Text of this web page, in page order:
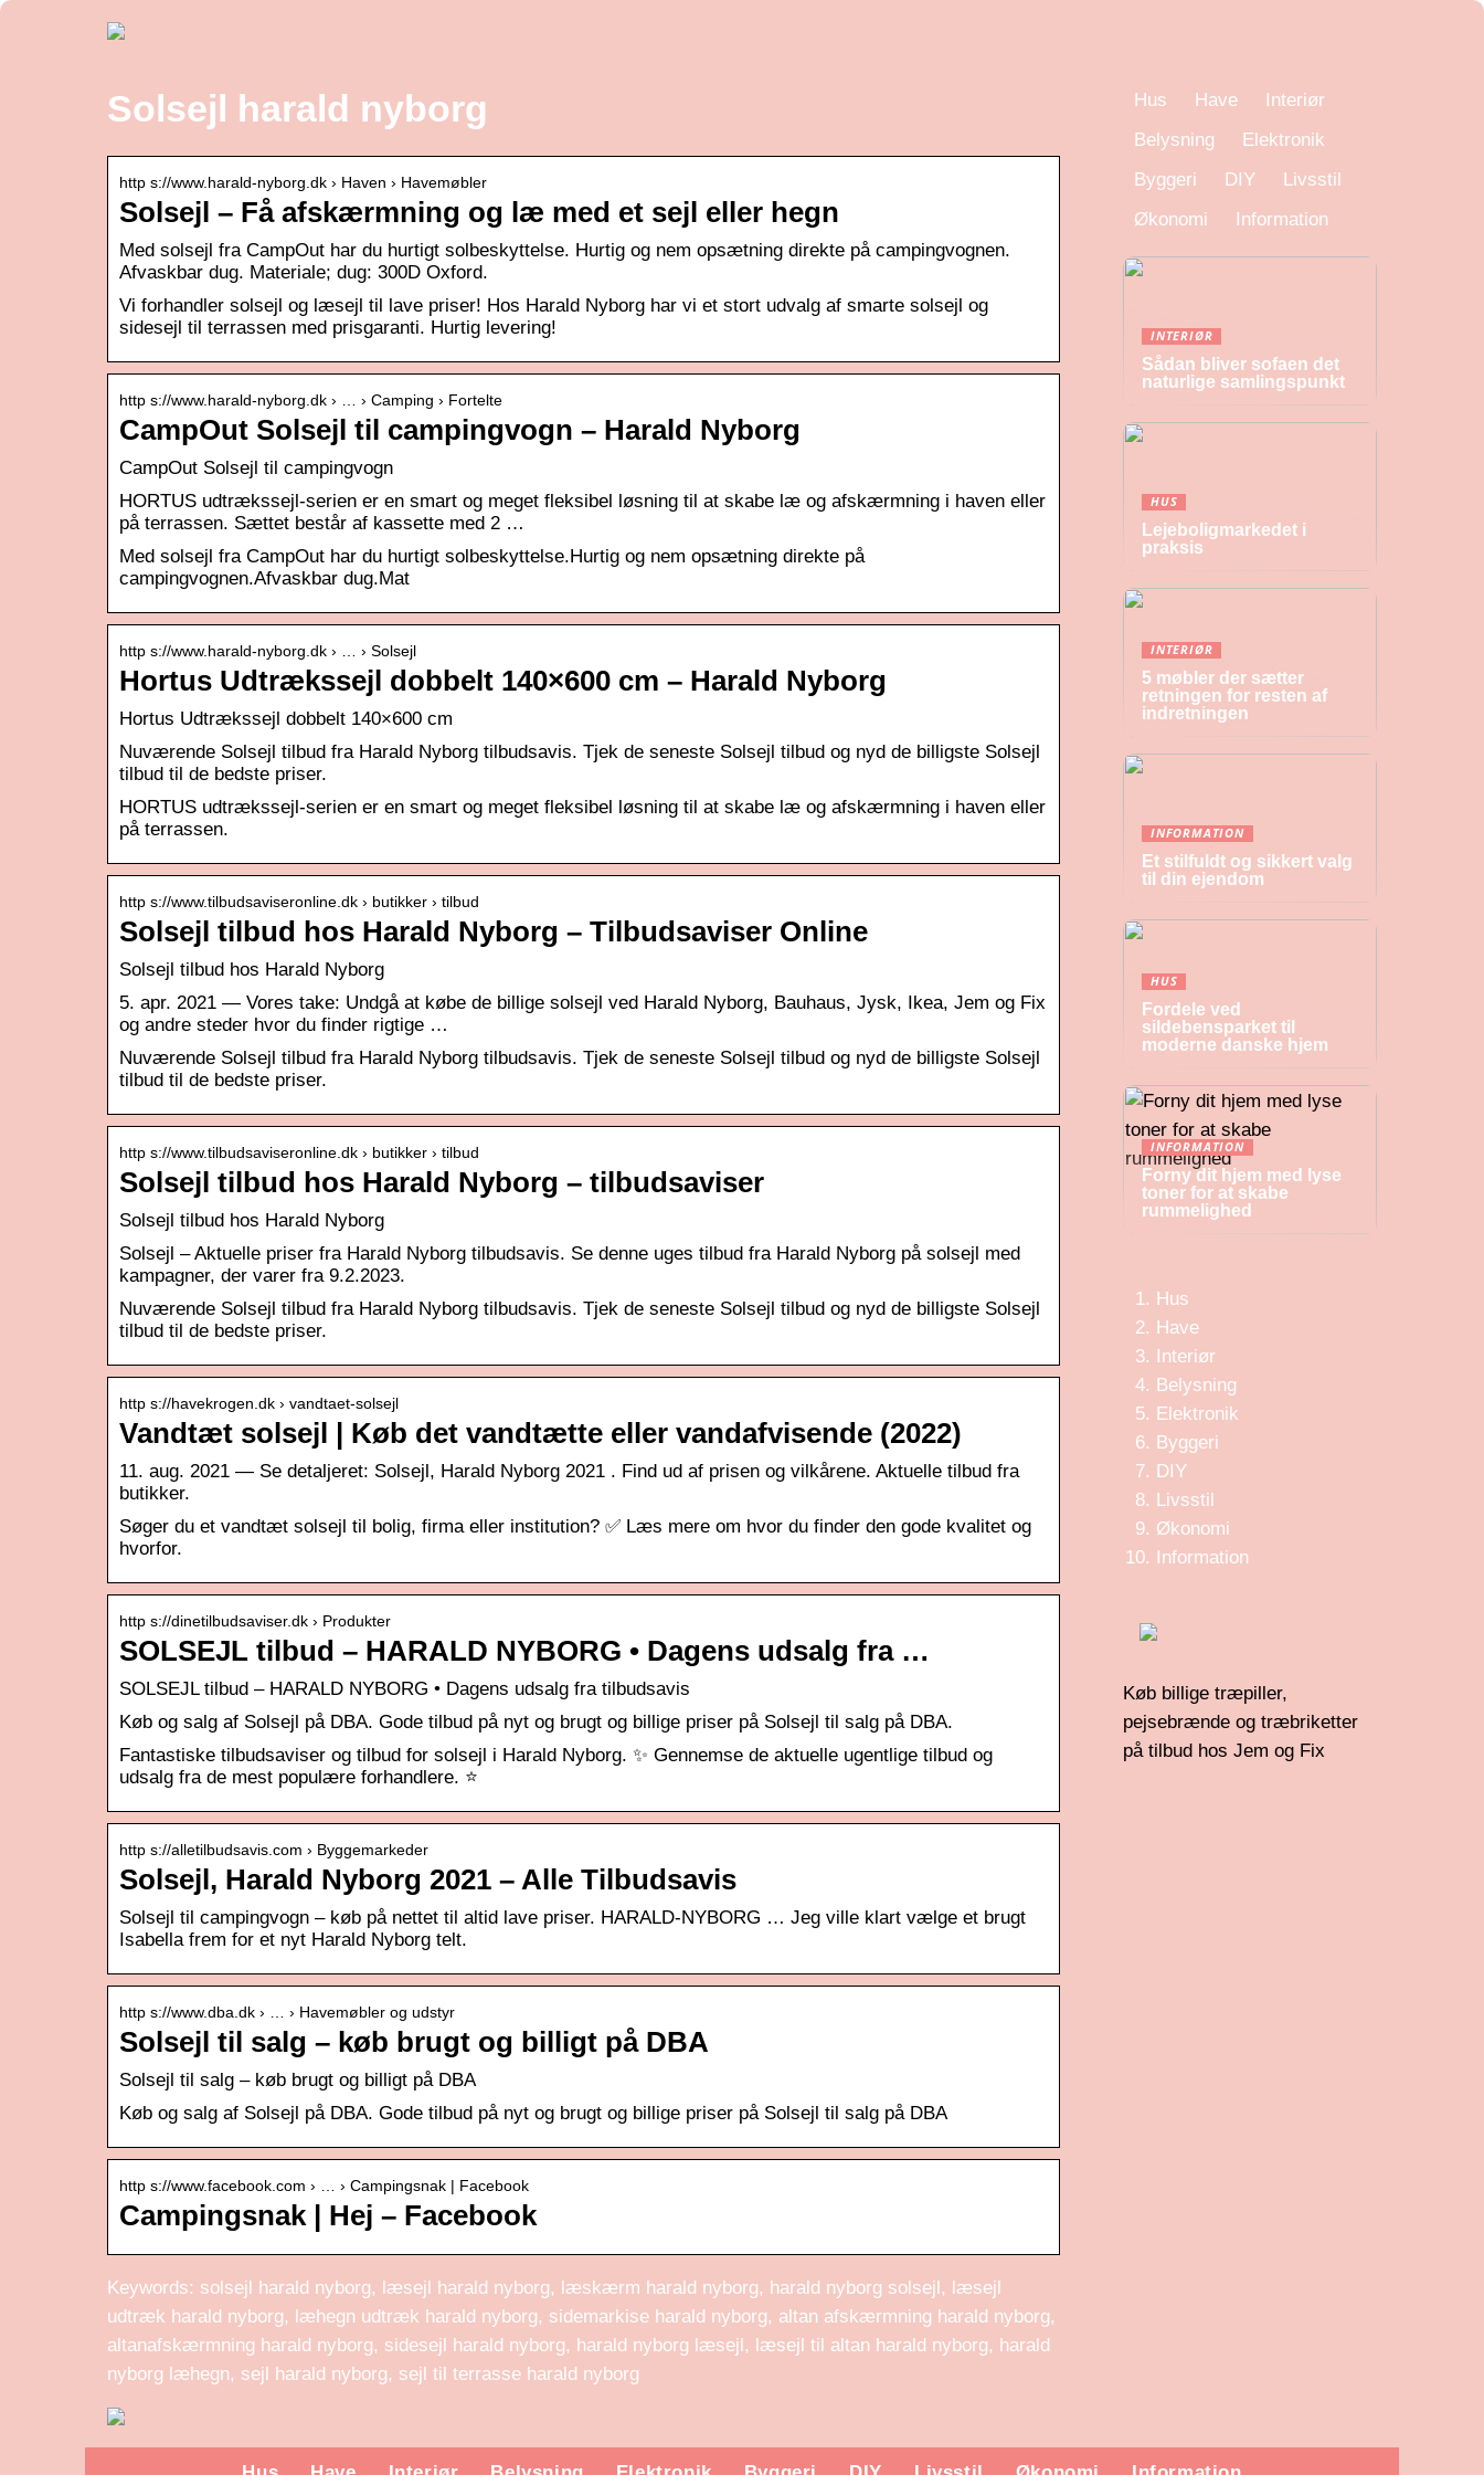
Solsejl harald nyborg
http s://www.harald-nyborg.dk › Haven › Havemøbler
Solsejl – Få afskærmning og læ med et sejl eller hegn
Med solsejl fra CampOut har du hurtigt solbeskyttelse. Hurtig og nem opsætning direkte på campingvognen.
Afvaskbar dug. Materiale; dug: 300D Oxford.
Vi forhandler solsejl og læsejl til lave priser! Hos Harald Nyborg har vi et stort udvalg af smarte solsejl og
sidesejl til terrassen med prisgaranti. Hurtig levering!
http s://www.harald-nyborg.dk › … › Camping › Fortelte
CampOut Solsejl til campingvogn – Harald Nyborg
CampOut Solsejl til campingvogn
HORTUS udtrækssejl-serien er en smart og meget fleksibel løsning til at skabe læ og afskærmning i haven eller
på terrassen. Sættet består af kassette med 2 …
Med solsejl fra CampOut har du hurtigt solbeskyttelse.Hurtig og nem opsætning direkte på
campingvognen.Afvaskbar dug.Mat
http s://www.harald-nyborg.dk › … › Solsejl
Hortus Udtrækssejl dobbelt 140×600 cm – Harald Nyborg
Hortus Udtrækssejl dobbelt 140×600 cm
Nuværende Solsejl tilbud fra Harald Nyborg tilbudsavis. Tjek de seneste Solsejl tilbud og nyd de billigste Solsejl
tilbud til de bedste priser.
HORTUS udtrækssejl-serien er en smart og meget fleksibel løsning til at skabe læ og afskærmning i haven eller
på terrassen.
http s://www.tilbudsaviseronline.dk › butikker › tilbud
Solsejl tilbud hos Harald Nyborg – Tilbudsaviser Online
Solsejl tilbud hos Harald Nyborg
5. apr. 2021 — Vores take: Undgå at købe de billige solsejl ved Harald Nyborg, Bauhaus, Jysk, Ikea, Jem og Fix
og andre steder hvor du finder rigtige …
Nuværende Solsejl tilbud fra Harald Nyborg tilbudsavis. Tjek de seneste Solsejl tilbud og nyd de billigste Solsejl
tilbud til de bedste priser.
http s://www.tilbudsaviseronline.dk › butikker › tilbud
Solsejl tilbud hos Harald Nyborg – tilbudsaviser
Solsejl tilbud hos Harald Nyborg
Solsejl – Aktuelle priser fra Harald Nyborg tilbudsavis. Se denne uges tilbud fra Harald Nyborg på solsejl med
kampagner, der varer fra 9.2.2023.
Nuværende Solsejl tilbud fra Harald Nyborg tilbudsavis. Tjek de seneste Solsejl tilbud og nyd de billigste Solsejl
tilbud til de bedste priser.
http s://havekrogen.dk › vandtaet-solsejl
Vandtæt solsejl | Køb det vandtætte eller vandafvisende (2022)
11. aug. 2021 — Se detaljeret: Solsejl, Harald Nyborg 2021 . Find ud af prisen og vilkårene. Aktuelle tilbud fra
butikker.
Søger du et vandtæt solsejl til bolig, firma eller institution? ✅ Læs mere om hvor du finder den gode kvalitet og
hvorfor.
http s://dinetilbudsaviser.dk › Produkter
SOLSEJL tilbud – HARALD NYBORG • Dagens udsalg fra …
SOLSEJL tilbud – HARALD NYBORG • Dagens udsalg fra tilbudsavis
Køb og salg af Solsejl på DBA. Gode tilbud på nyt og brugt og billige priser på Solsejl til salg på DBA.
Fantastiske tilbudsaviser og tilbud for solsejl i Harald Nyborg. ✨ Gennemse de aktuelle ugentlige tilbud og
udsalg fra de mest populære forhandlere. ⭐
http s://alletilbudsavis.com › Byggemarkeder
Solsejl, Harald Nyborg 2021 – Alle Tilbudsavis
Solsejl til campingvogn – køb på nettet til altid lave priser. HARALD-NYBORG … Jeg ville klart vælge et brugt
Isabella frem for et nyt Harald Nyborg telt.
http s://www.dba.dk › … › Havemøbler og udstyr
Solsejl til salg – køb brugt og billigt på DBA
Solsejl til salg – køb brugt og billigt på DBA
Køb og salg af Solsejl på DBA. Gode tilbud på nyt og brugt og billige priser på Solsejl til salg på DBA
http s://www.facebook.com › … › Campingsnak | Facebook
Campingsnak | Hej – Facebook
Keywords: solsejl harald nyborg, læsejl harald nyborg, læskærm harald nyborg, harald nyborg solsejl, læsejl
udtræk harald nyborg, læhegn udtræk harald nyborg, sidemarkise harald nyborg, altan afskærmning harald nyborg,
altanafskærmning harald nyborg, sidesejl harald nyborg, harald nyborg læsejl, læsejl til altan harald nyborg, harald
nyborg læhegn, sejl harald nyborg, sejl til terrasse harald nyborg
Hus Have
Interiør
Belysning
Elektronik
Byggeri
DIY
Livsstil
Økonomi
Information
INTERIØR
Sådan bliver sofaen det
naturlige samlingspunkt
HUS
Lejeboligmarkedet i
praksis
INTERIØR
5 møbler der sætter
retningen for resten af
indretningen
INFORMATION
Et stilfuldt og sikkert valg
til din ejendom
HUS
Fordele ved
sildebensparket til
moderne danske hjem
INFORMATION
Forny dit hjem med lyse
toner for at skabe
rummelighed
Hus
Have
Interiør
Belysning
Elektronik
Byggeri
DIY
Livsstil
Økonomi
Information
Køb billige træpiller,
pejsebrænde og træbriketter
på tilbud hos Jem og Fix